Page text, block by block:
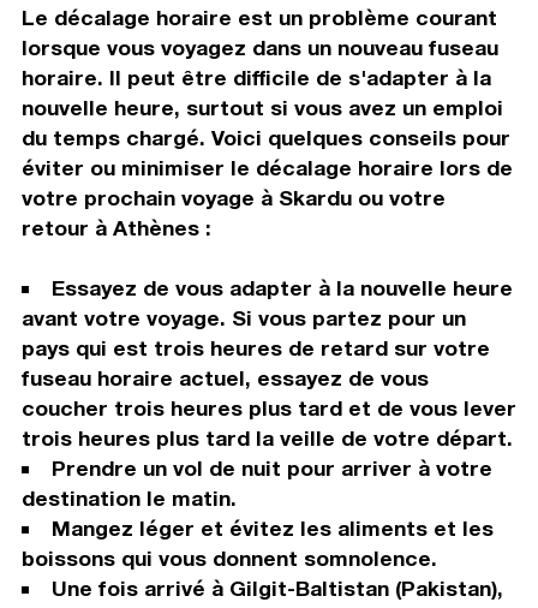
Le décalage horaire est un problème courant
lorsque vous voyagez dans un nouveau fuseau
horaire. Il peut être difficile de s'adapter à la
nouvelle heure, surtout si vous avez un emploi
du temps chargé. Voici quelques conseils pour
éviter ou minimiser le décalage horaire lors de
votre prochain voyage à Skardu ou votre
retour à Athènes :
Essayez de vous adapter à la nouvelle heure
avant votre voyage. Si vous partez pour un
pays qui est trois heures de retard sur votre
fuseau horaire actuel, essayez de vous
coucher trois heures plus tard et de vous lever
trois heures plus tard la veille de votre départ.
Prendre un vol de nuit pour arriver à votre
destination le matin.
Mangez léger et évitez les aliments et les
boissons qui vous donnent somnolence.
Une fois arrivé à Gilgit-Baltistan (Pakistan),